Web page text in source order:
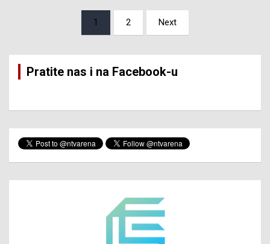
1 2 Next
Pratite nas i na Facebook-u